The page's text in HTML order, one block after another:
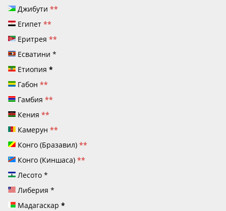
Джибути **
Египет **
Еритрея **
Есватини *
Етиопия *
Габон **
Гамбия **
Кения **
Камерун **
Конго (Бразавил) **
Конго (Киншаса) **
Лесото *
Либерия *
Мадагаскар *